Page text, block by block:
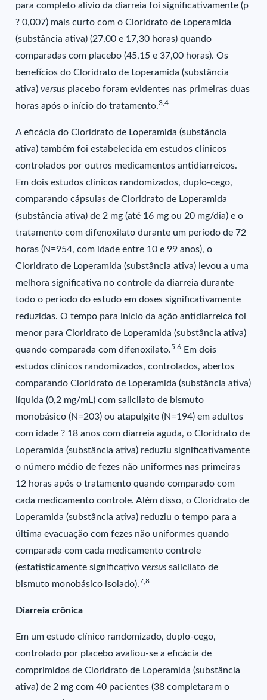
para completo alívio da diarreia foi significativamente (p
? 0,007) mais curto com o Cloridrato de Loperamida
(substância ativa) (27,00 e 17,30 horas) quando
comparadas com placebo (45,15 e 37,00 horas). Os
benefícios do Cloridrato de Loperamida (substância
ativa)versus placebo foram evidentes nas primeiras duas
horas após o início do tratamento.3,4
A eficácia do Cloridrato de Loperamida (substância
ativa) também foi estabelecida em estudos clínicos
controlados por outros medicamentos antidiarreicos.
Em dois estudos clínicos randomizados, duplo-cego,
comparando cápsulas de Cloridrato de Loperamida
(substância ativa) de 2 mg (até 16 mg ou 20 mg/dia) e o
tratamento com difenoxilato durante um período de 72
horas (N=954, com idade entre 10 e 99 anos), o
Cloridrato de Loperamida (substância ativa) levou a uma
melhora significativa no controle da diarreia durante
todo o período do estudo em doses significativamente
reduzidas. O tempo para início da ação antidiarreica foi
menor para Cloridrato de Loperamida (substância ativa)
quando comparada com difenoxilato.5,6 Em dois
estudos clínicos randomizados, controlados, abertos
comparando Cloridrato de Loperamida (substância ativa)
líquida (0,2 mg/mL) com salicilato de bismuto
monobásico (N=203) ou atapulgite (N=194) em adultos
com idade ? 18 anos com diarreia aguda, o Cloridrato de
Loperamida (substância ativa) reduziu significativamente
o número médio de fezes não uniformes nas primeiras
12 horas após o tratamento quando comparado com
cada medicamento controle. Além disso, o Cloridrato de
Loperamida (substância ativa) reduziu o tempo para a
última evacuação com fezes não uniformes quando
comparada com cada medicamento controle
(estatisticamente significativoversussalicilato de
bismuto monobásico isolado).7,8
Diarreia crônica
Em um estudo clínico randomizado, duplo-cego,
controlado por placebo avaliou-se a eficácia de
comprimidos de Cloridrato de Loperamida (substância
ativa) de 2 mg com 40 pacientes (38 completaram o